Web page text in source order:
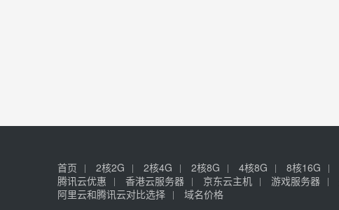
首页 2核2G 2核4G 2核8G 4核8G 8核16G
腾讯云优惠
香港云服务器 京东云主机 游戏服务器
阿里云和腾讯云对比选择
域名价格